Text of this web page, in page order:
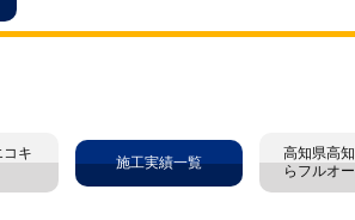
キ
高知県高
らフルオ
施工実績一覧